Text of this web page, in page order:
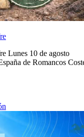
Lunes 10 de agosto
de Romancos